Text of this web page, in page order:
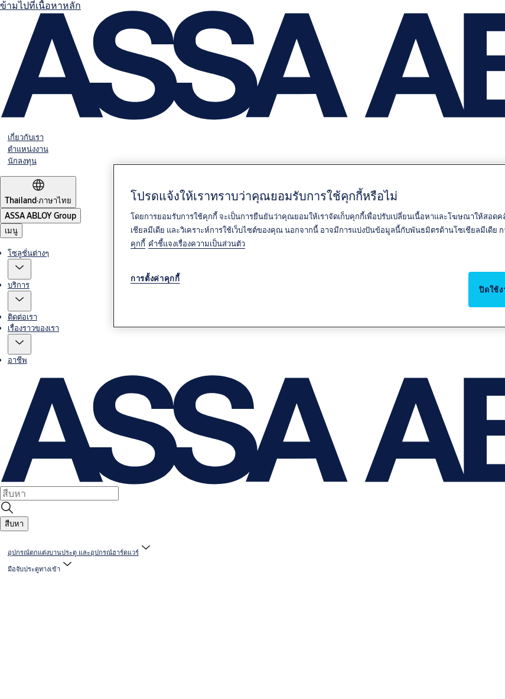
ข้ามไปที่เนื้อหาหลัก
เกี่ยวกับเรา
ตำแหน่งงาน
นักลงทุน
Thailand·ภาษาไทย
ASSA ABLOY Group
เมนู
โซลูชั่นต่างๆ
บริการ
ติดต่อเรา
เรื่องราวของเรา
อาชีพ
สืบหา
อุปกรณ์ตกแต่งบานประตู และอุปกรณ์ฮาร์ดแวร์
มือจับประตูทางเข้า
โปรดแจ้งให้เราทราบว่าคุณยอมรับการใช้คุกกี้หรือไม่
โดยการยอมรับการใช้คุกกี้ จะเป็นการยืนยันว่าคุณยอมให้เราจัดเก็บคุกกี้เพื่อปรับเปลี่ยนเนื้อหาและโฆษณาให้สอด
เชียลมีเดีย และวิเคราะห์การใช้เว็บไซต์ของคุณ นอกจากนี้ อาจมีการแบ่งปันข้อมูลนี้กับพันธมิตรด้านโซเชียลมีเดีย
คุกกี้ คำชี้แจงเรื่องความเป็นส่วนตัว
ปิดใช้
การตั้งค่าคุกกี้